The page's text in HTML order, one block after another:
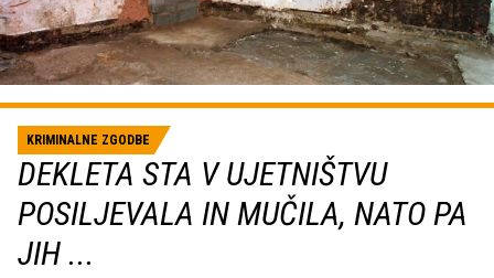
KRIMINALNE ZGODBE
DEKLETA STA V UJETNIŠTVU
POSILJEVALA IN MUČILA, NATO PA
JIH ...